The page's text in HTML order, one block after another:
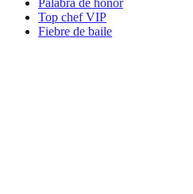
Palabra de honor
Top chef VIP
Fiebre de baile